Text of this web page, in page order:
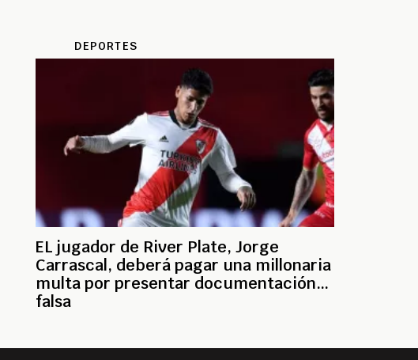
DEPORTES
EL jugador de River Plate, Jorge
Carrascal, deberá pagar una millonaria
multa por presentar documentación
falsa